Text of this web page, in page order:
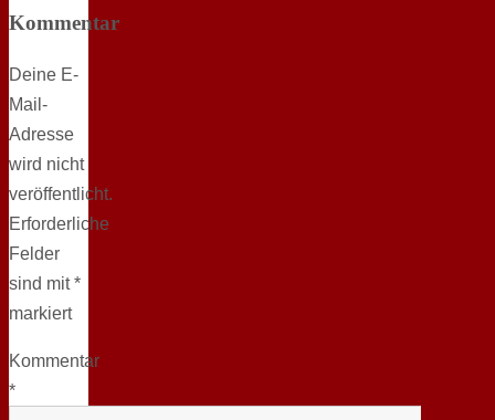
Kommentar
Deine E-
Mail-
Adresse
wird nicht
veröffentlicht.
Erforderliche
Felder
sind mit*
markiert
Kommentar
*